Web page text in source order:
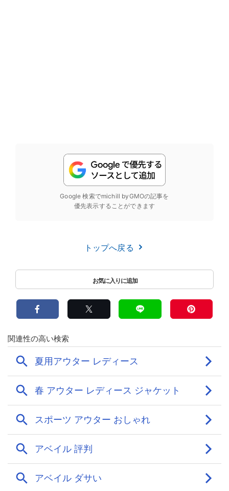
Google 検索でmichill byGMOの記事を
優先表示することができます
トップへ戻る